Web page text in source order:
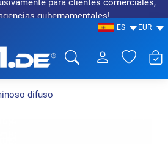
para clientes comerciales,
gubernamentales!
ES EUR
difuso